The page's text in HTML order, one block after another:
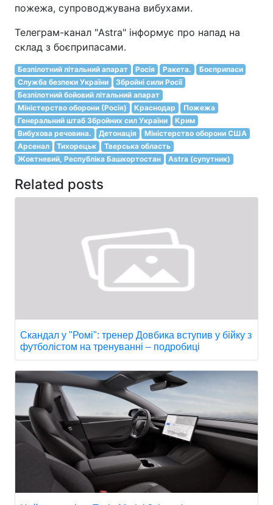
пожежа, супроводжувана вибухами.
Телеграм-канал "Astra" інформує про напад на
склад з боєприпасами.
Безпілотний літальний апарат Росія Ракета.
Боєприпаси
Служба безпеки України
Збройні сили Росії
Безпілотний бойовий літальний апарат
Міністерство оборони (Росія)
Краснодар
Пожежа
Генеральний штаб Збройних сил України
Крим
Вибухова речовина.
Детонація
Міністерство оборони США
Арсенал
Тихорецьк
Тверська область
Жовтневий, Республіка Башкортостан
Astra (супутник)
Related posts
Скандал у "Ромі": тренер Довбика вступив у бійку з
футболістом на тренуванні – подробиці